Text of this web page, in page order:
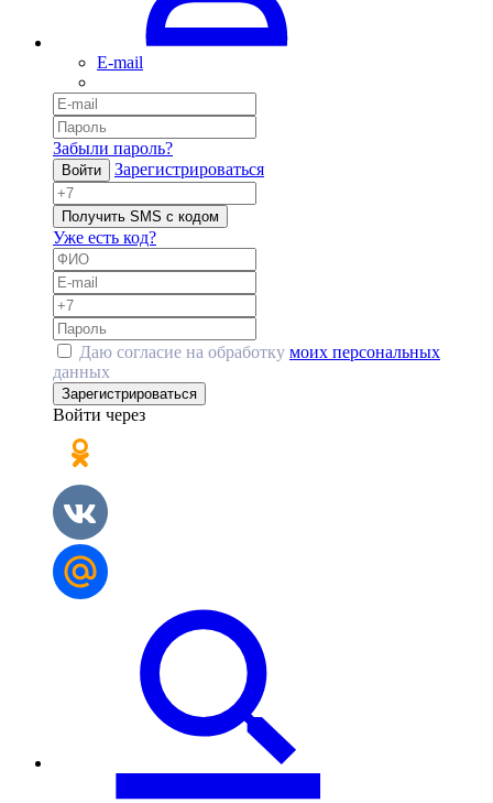
E-mail
Забыли пароль?
Войти Зарегистрироваться
Получить SMS с кодом
Уже есть код?
Даю согласие на обработку моих персональных
данных
Зарегистрироваться
Войти через